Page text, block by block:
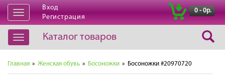
Открыть
навигацию
Вход
Регистрация
0 - 0р.
Открыть
навигацию
Каталог товаров
Главная » Женская обувь » Босоножки » Босоножки #20970720